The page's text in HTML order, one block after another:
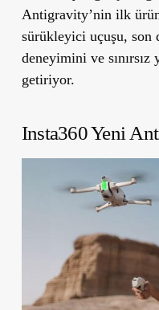
Antigravity’nin ilk
sürükleyici uçuşu, son
deneyimini ve sınırsız
getiriyor.
Insta360 Yeni